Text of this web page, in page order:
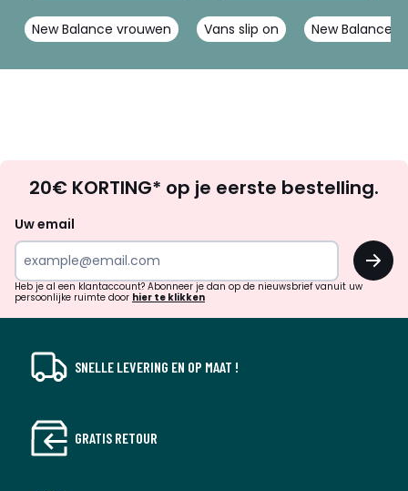
New Balance vrouwen Vans slip on New Balance
zoek
inspiratie
verrassingen?
20€ KORTING* op je eerste bestelling.
Uw email
OK
Heb je al een klantaccount? Abonneer je dan op de nieuwsbrief vanuit uw
persoonlijke ruimte door hier te klikken
SNELLE LEVERING EN OP MAAT !
GRATIS RETOUR